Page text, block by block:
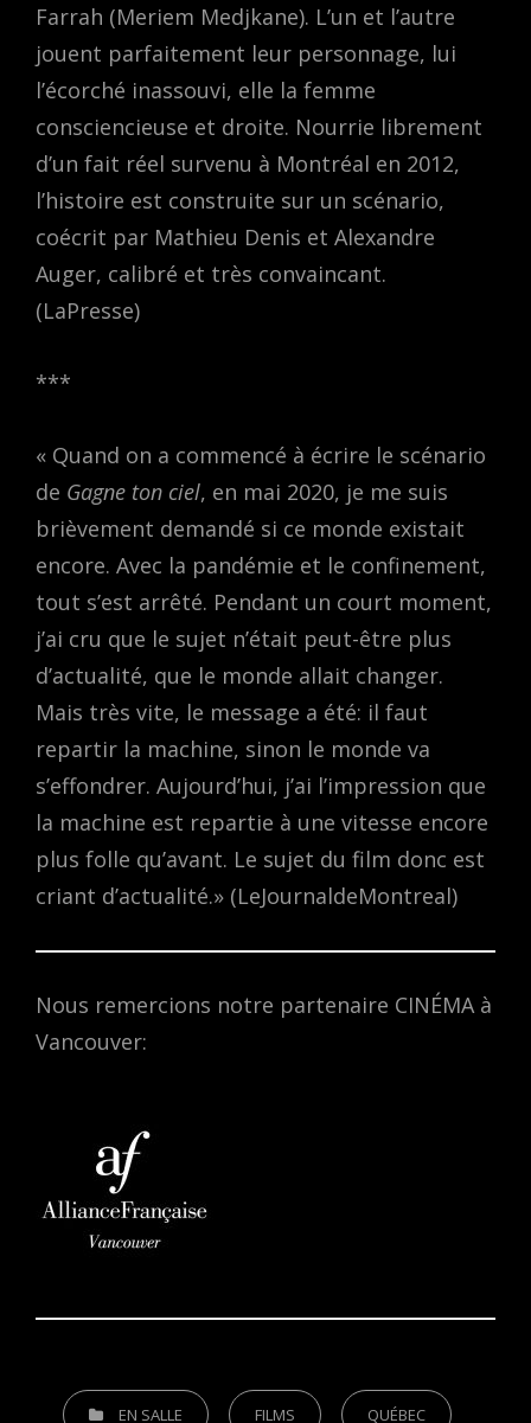
Farrah (Meriem Medjkane). L’un et l’autre
jouent parfaitement leur personnage, lui
l’écorché inassouvi, elle la femme
consciencieuse et droite. Nourrie librement
d’un fait réel survenu à Montréal en 2012,
l’histoire est construite sur un scénario,
coécrit par Mathieu Denis et Alexandre
Auger, calibré et très convaincant.
(LaPresse)
***
« Quand on a commencé à écrire le scénario
de Gagne ton ciel, en mai 2020, je me suis
brièvement demandé si ce monde existait
encore. Avec la pandémie et le confinement,
tout s’est arrêté. Pendant un court moment,
j’ai cru que le sujet n’était peut-être plus
d’actualité, que le monde allait changer.
Mais très vite, le message a été: il faut
repartir la machine, sinon le monde va
s’effondrer. Aujourd’hui, j’ai l’impression que
la machine est repartie à une vitesse encore
plus folle qu’avant. Le sujet du film donc est
criant d’actualité.» (LeJournaldeMontreal)
Nous remercions notre partenaire CINÉMA à
Vancouver:
CATEGORIESEN SALLE FILMS QUÉBEC